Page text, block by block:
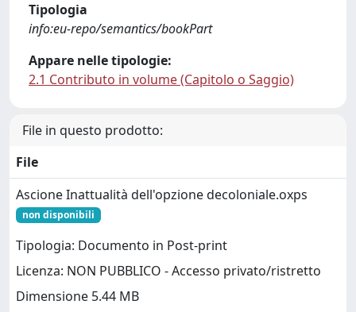
Tipologia
info:eu-repo/semantics/bookPart
Appare nelle tipologie:
2.1 Contributo in volume (Capitolo o Saggio)
File in questo prodotto:
File
Ascione Inattualità dell'opzione decoloniale.oxps
non disponibili
Tipologia: Documento in Post-print
Licenza: NON PUBBLICO - Accesso privato/ristretto
Dimensione 5.44 MB